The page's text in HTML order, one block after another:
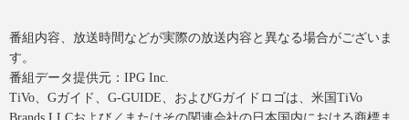
番組内容、放送時間などが実際の放送内容と異なる場合がございま
す。
番組データ提供元：IPG Inc.
TiVo、Gガイド、G-GUIDE、およびGガイドロゴは、米国TiVo